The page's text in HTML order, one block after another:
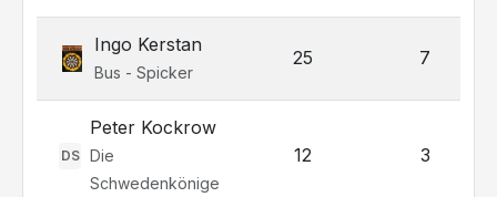
Ingo Kerstan
Bus - Spicker
25 7
DS
Peter Kockrow
Die
Schwedenkönige
12 3